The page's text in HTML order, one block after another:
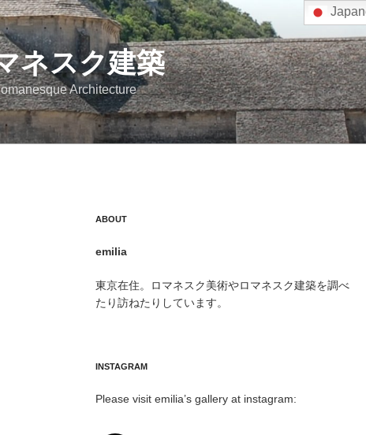
ネスク建築
Architecture
ABOUT
emilia
東京在住。ロマネスク美術やロマネスク建築を調べ
たり訪ねたりしています。
INSTAGRAM
Please visit emilia’s gallery at instagram: